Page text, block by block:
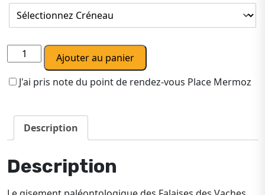
quantité
de
Visite
falaises
des
Noires
départ
Ajouter au panier
J'ai pris note du point de rendez-vous Place Mermoz
Description
Description